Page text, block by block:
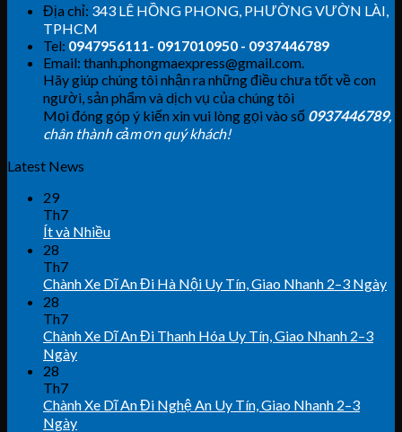
Địa chỉ: 343 LÊ HỒNG PHONG, PHƯỜNG VƯỜN LÀI,
TPHCM
Tel: 0947956111- 0917010950 - 0937446789
Email: thanh.phongmaexpress@gmail.com.
Hãy giúp chúng tôi nhận ra những điều chưa tốt về con
người, sản phẩm và dịch vụ của chúng tôi
Mọi đóng góp ý kiến xin vui lòng gọi vào số 0937446789,
chân thành cảm ơn quý khách!
Latest News
29
Th7
Ít và Nhiều
28
Th7
Chành Xe Dĩ An Đi Hà Nội Uy Tín, Giao Nhanh 2–3 Ngày
28
Th7
Chành Xe Dĩ An Đi Thanh Hóa Uy Tín, Giao Nhanh 2–3
Ngày
28
Th7
Chành Xe Dĩ An Đi Nghệ An Uy Tín, Giao Nhanh 2–3
Ngày